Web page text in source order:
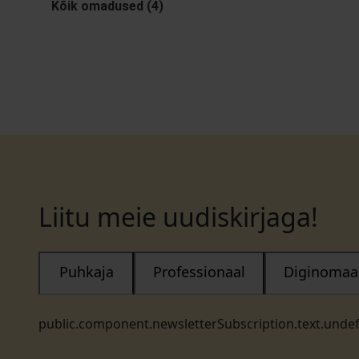
Kõik omadused (4)
Liitu meie uudiskirjaga!
Puhkaja Professionaal